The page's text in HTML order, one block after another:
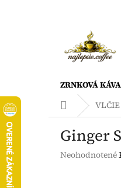
ZRNKOVÁ KÁVA
Domov
Ginger
Priemerné
Neohodnotené